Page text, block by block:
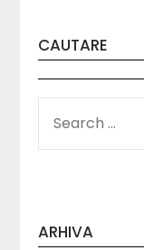
CAUTARE
FOR:
ARHIVA